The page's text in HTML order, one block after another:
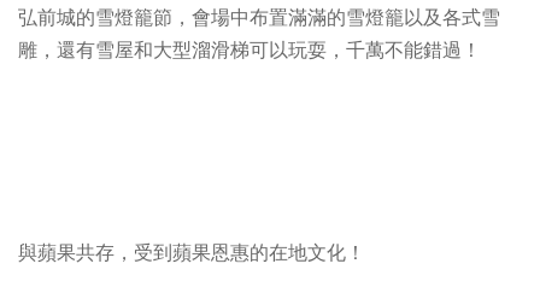
弘前城的雪燈籠節，會場中布置滿滿的雪燈籠以及各式雪
雕，還有雪屋和大型溜滑梯可以玩耍，千萬不能錯過！
與蘋果共存，受到蘋果恩惠的在地文化！